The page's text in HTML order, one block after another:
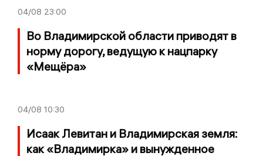
04/08 23:00
Во Владимирской области приводят в
норму дорогу, ведущую к нацпарку
«Мещёра»
04/08 10:30
Исаак Левитан и Владимирская земля:
как «Владимирка» и вынужденное